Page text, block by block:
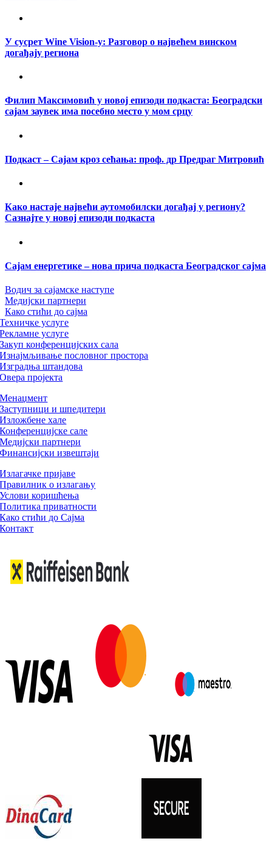
У сусрет Wine Vision-у: Разговор о највећем винском
догађају региона
Филип Максимовић у новој епизоди подкаста: Београдски
сајам заувек има посебно место у мом срцу
Подкаст – Сајам кроз сећања: проф. др Предраг Митровић
Како настаје највећи аутомобилски догађај у региону?
Сазнајте у новој епизоди подкаста
Сајам енергетике – нова прича подкаста Београдског сајма
Водич за сајамске наступе
Медијски партнери
Како стићи до сајма
Техничке услуге
Рекламне услуге
Закуп конференцијских сала
Изнајмљивање пословног простора
Изградња штандова
Овера пројекта
Менаџмент
Заступници и шпедитери
Изложбене хале
Конференцијске сале
Медијски партнери
Финансијски извештаји
Излагачке пријаве
Правилник о излагању
Услови коришћења
Политика приватности
Како стићи до Сајма
Контакт